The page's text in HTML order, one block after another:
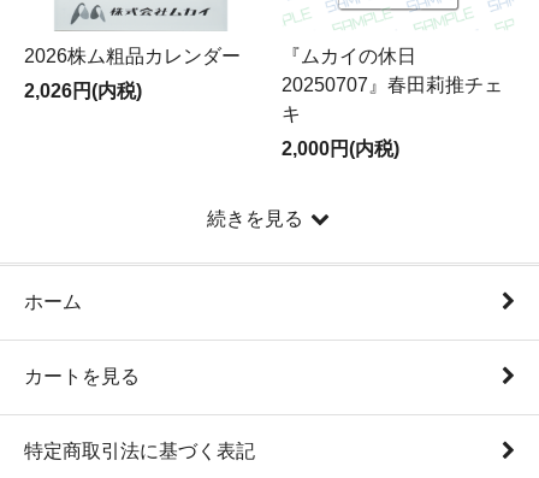
2026株ム粗品カレンダー
2,026円(内税)
『ムカイの休日
20250707』春田莉推チェ
キ
2,000円(内税)
続きを見る
ホーム
カートを見る
特定商取引法に基づく表記